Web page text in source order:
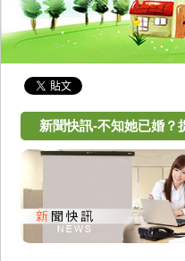
新聞快訊-不知她已婚？